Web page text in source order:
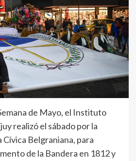
de Mayo, el Instituto
realizó el sábado por la
Cívica Belgraniana, para
de la Bandera en 1812 y